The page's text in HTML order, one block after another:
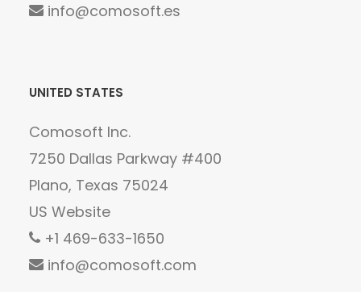
info@comosoft.es
UNITED STATES
Comosoft Inc.
7250 Dallas Parkway #400
Plano, Texas 75024
US Website
+1 469-633-1650
info@comosoft.com